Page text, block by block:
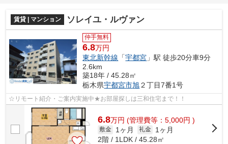
賃貸 | マンション ソレイユ・ルヴァン
仲手無料
6.8万円
東北新幹線 「宇都宮 」駅 徒歩20分車9分
2.6km
築18年 / 45.28㎡
栃木県宇都宮市旭２丁目7番1号
☆リモート紹介・ご案内実施中★お部屋探しは三和住宅まで！！
6.8万円 (管理費等：5,000円 )
敷金 1ヶ月 礼金
1ヶ月
2階 / 1LDK / 45.28㎡